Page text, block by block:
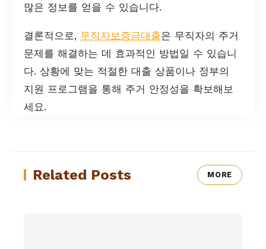
많은 정보를 얻을 수 있습니다.
결론적으로, 무직자보증금대출은 무직자의 주거
문제를 해결하는 데 효과적인 방법일 수 있습니
다. 상황에 맞는 적절한 대출 상품이나 정부의
지원 프로그램을 통해 주거 안정성을 확보해보
세요.
Related Posts MORE